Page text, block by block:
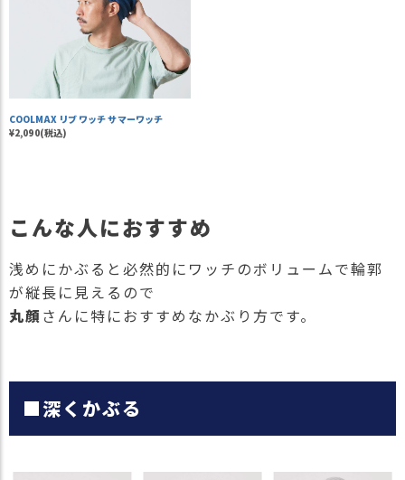
COOLMAX リブ ワッチ サマーワッチ
¥2,090(税込)
こんな人におすすめ
浅めにかぶると必然的にワッチのボリュームで輪郭
が縦長に見えるので
丸顔さんに特におすすめなかぶり方です。
■深くかぶる